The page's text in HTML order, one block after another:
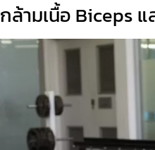
กล้ามเนื้อ Biceps แ